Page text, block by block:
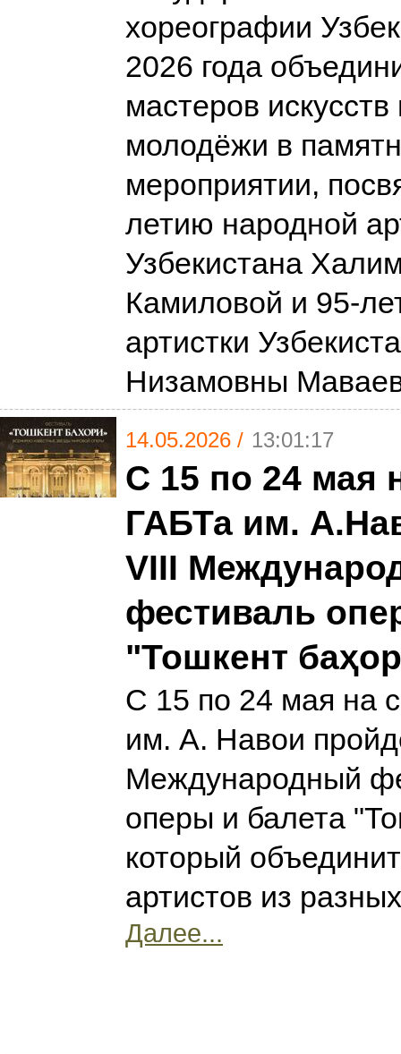
хореографии
2026 года
мастеров
молодёжи в
мероприятии,
летию народной
Узбекистана
Камиловой и 95-
артистки
Низамовны
14.05.2026 / 13:01:17
С 15 по 24 мая
ГАБТа им.
VIII
фестиваль
"Тошкент
С 15 по 24 мая на
им. А. Навои
Международный
оперы и балета
который
артистов из
Далее...